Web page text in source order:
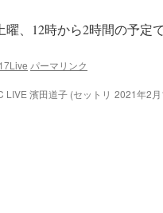
、12時から2時間の予定で
17Live パーマリンク
LIVE 濱田道子 (セットリ 2021年2月